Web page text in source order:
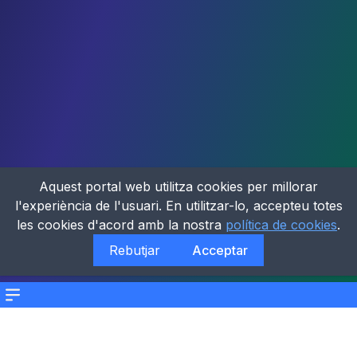
Menu
Aquest portal web utilitza cookies per millorar
l'experiència de l'usuari. En utilitzar-lo, accepteu totes
les cookies d'acord amb la nostra política de cookies.
Rebutjar
Acceptar